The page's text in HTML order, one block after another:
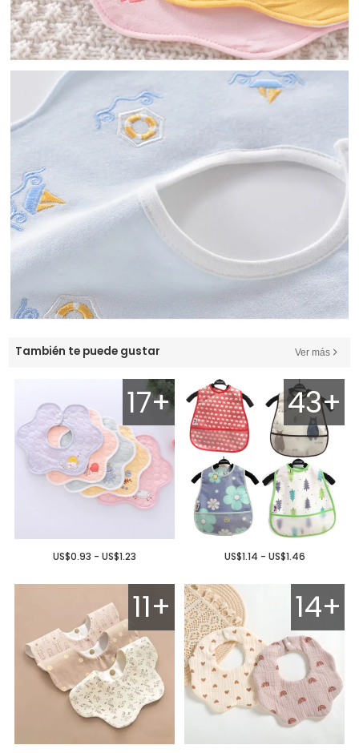
También te puede gustar Ver más
17+
US$0.93 - US$1.23
43+
US$1.14 - US$1.46
11+ 14+